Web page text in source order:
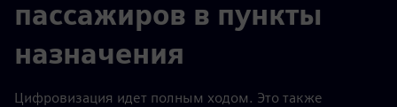
пассажиров в пункты
назначения
Цифровизация идет полным ходом. Это также